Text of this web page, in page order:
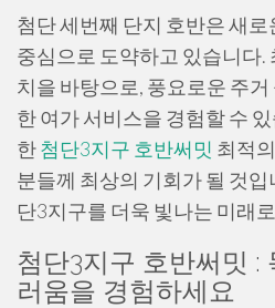
첨단 세번째 단지 호반은 새
중심으로 도약하고 있습니다.
치을 바탕으로, 풍요로운 주
한 여가 서비스을 경험할 수
한첨단3지구 호반써밋 최적
분들께 최상의 기회가 될 것
단3지구를 더욱 빛나는 미래
첨단3지구 호반써밋 :
러움을 경험하세요